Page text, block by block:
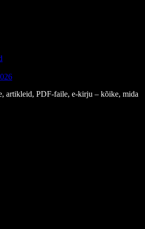
artikleid, PDF-faile, e-kirju – kõike, mida